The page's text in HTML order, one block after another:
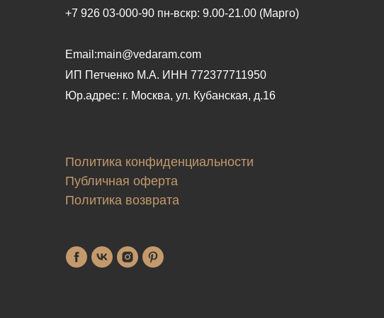
+7 926 03-000-90 пн-вскр: 9.00-21.00 (Марго)
Email:main@vedaram.com
ИП Петченко М.А. ИНН 772377711950
Юр.адрес: г. Москва, ул. Кубанская, д.16
Политика конфиденциальности
Публичная оферта
Политика возврата